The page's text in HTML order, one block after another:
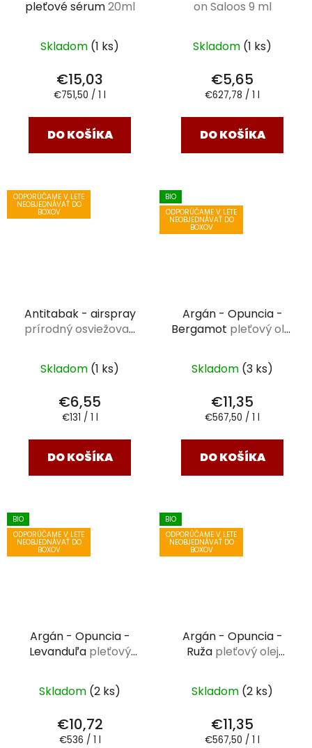
pleťové sérum20ml
Skladom (1 ks)
€15,03
Jednotková
€751,50 / 1 l
DO KOŠÍKA
on Saloos 9 ml
Skladom (1 ks)
€5,65
Jednotková
€627,78 / 1 l
DO KOŠÍKA
ODPORÚČAME V LETE
NEOBJEDNÁVAŤ DO
BOXOV
Antitabak - airspray
prírodný osviežovač
Skladom (1 ks)
€6,55
Jednotková
€131 / 1 l
DO KOŠÍKA
BIO
ODPORÚČAME V LETE
NEOBJEDNÁVAŤ DO
BOXOV
Argán - Opuncia -
Bergamot pleťový olej
Skladom (3 ks)
€11,35
Jednotková
€567,50 / 1 l
DO KOŠÍKA
BIO
ODPORÚČAME V LETE
NEOBJEDNÁVAŤ DO
BOXOV
Argán - Opuncia -
Levanduľa pleťový
Skladom (2 ks)
€10,72
Jednotková
€536 / 1 l
BIO
ODPORÚČAME V LETE
NEOBJEDNÁVAŤ DO
BOXOV
Argán - Opuncia -
Ruža pleťový olej
Skladom (2 ks)
€11,35
Jednotková
€567,50 / 1 l